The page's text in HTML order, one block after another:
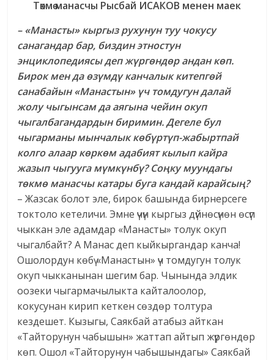
Төкмө манасчы Рысбай ИСАКОВ менен маек
– «Манасты» кыргыз рухунун туу чокусу
санагандар бар, биздин этностун
энциклопедиясы деп жүргөндөр андан көп.
Бирок мен да өзүмдү канчалык китепгөй
санабайын «Манастын» үч томдугун далай
жолу чыгынсам да аягына чейин окуп
чыгалбагандардын биримин. Дегеле бул
чыгарманы мынчалык көбүртүп-жабыртпай
колго алаар көркөм адабият кылып кайра
жазып чыгууга мүмкүнбү? Соңку муундагы
төкмө манасчы катары буга кандай карайсың?
– Жазсак болот эле, бирок башында бирнерсеге
токтоло кетеличи. Эмне үчүн кыргыз дүйнөсүнөн өсүп
чыккан эле адамдар «Манасты» толук окуп
чыгалбайт? А Манас деп кыйкыргандар канча!
Ошолордун көбү «Манастын» үч томдугун толук
окуп чыкканынан шегим бар. Чынында элдик
оозеки чыгармачылыкта кайталоолор,
кокусунан кирип кеткен сөздөр толтура
кездешет. Кызыгы, Саякбай атабыз айткан
«Тайторунун чабышын» жаттап айтып жүргөндөр
көп. Ошол «Тайторунун чабышындагы» Саякбай